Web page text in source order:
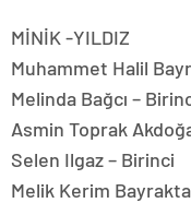
MİNİK -YILDIZ
Muhammet Halil
Melinda Bağcı –
Asmin Toprak
Selen Ilgaz – Birinci
Melik Kerim